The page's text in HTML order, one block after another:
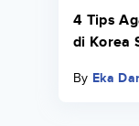
4 Tips
di Korea
By Eka